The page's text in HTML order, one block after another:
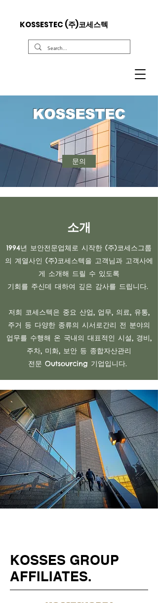
KOSSESTEC (주)코세스텍
KOSSESTEC
문의
소개
1994년 보안전문업체로 시작한 (주)코세스그룹
의 계열사인 (주)코세스텍을 고객님과 고객사에
게 소개해 드릴 수 있도록
기회를 주신데 대하여 깊은 감사를 드립니다.
​저희 코세스텍은 중요 산업, 업무, 의료, 유통,
주거 등 다양한 종류의 시서로간리 전 분야의
업무를 수행해 온 국내의 대표적인 시설, 경비,
주차, 미화, 보안 등 종합자산관리
전문 Outsourcing 기업입니다.
KOSSES GROUP
AFFILIATES.